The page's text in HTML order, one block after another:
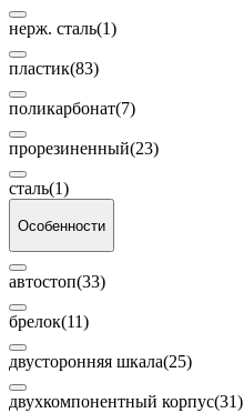
нерж. сталь(1)
пластик(83)
поликарбонат(7)
прорезиненный(23)
сталь(1)
Особенности
автостоп(33)
брелок(11)
двусторонняя шкала(25)
двухкомпонентный корпус(31)